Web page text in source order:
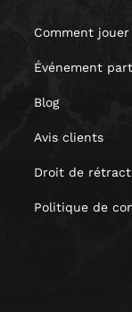
Jeux de
Team
Chèque
cadeau
Comment jouer
Événement
Blog
Avis clients
Droit de
Politique de